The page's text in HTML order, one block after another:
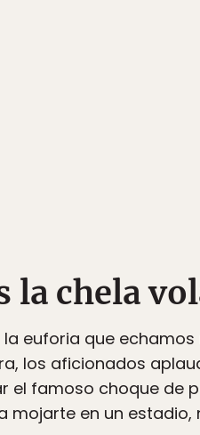
la chela
euforia que
los aficionados
el famoso choque de
mojarte en un